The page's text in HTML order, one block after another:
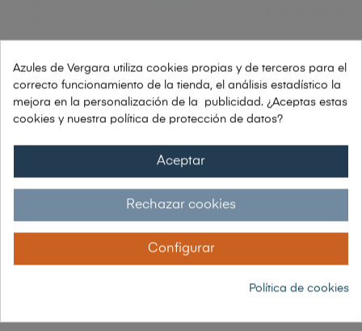
ZAPATO PUNTERA DE ALUMINIO S3
100,19 €
66,24 € sin IVA
80,15 € con IVA
Azules de Vergara utiliza cookies propias y de terceros para el
correcto funcionamiento de la tienda, el análisis estadístico la
mejora en la personalización de la publicidad. ¿Aceptas estas
cookies y nuestra política de protección de datos?
Aceptar
Rechazar cookies
Configurar
Política de cookies